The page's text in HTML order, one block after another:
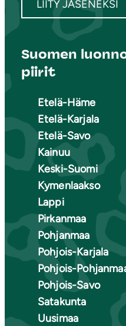
LIITY JÄSENEKSI
Suomen
piirit
Etelä-Häme
Etelä-Karjala
Etelä-Savo
Kainuu
Keski-Suomi
Kymenlaakso
Lappi
Pirkanmaa
Pohjanmaa
Pohjois-Karjala
Pohjois-
Pohjois-Savo
Satakunta
Uusimaa